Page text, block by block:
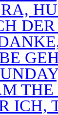
ICH,